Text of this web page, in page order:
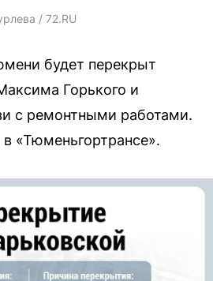
/ 72.RU
будет перекрыт
Горького и
с ремонтными работами.
«Тюменьгортрансе».